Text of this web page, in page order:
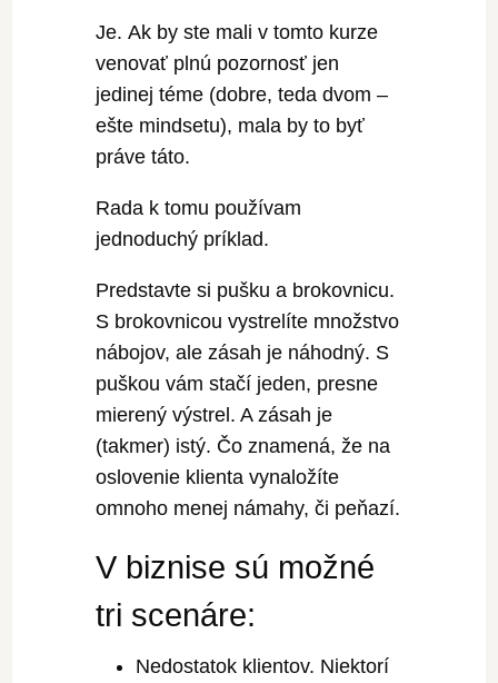
Je. Ak by ste mali v tomto kurze
venovať plnú pozornosť jen
jedinej téme (dobre, teda dvom –
ešte mindsetu), mala by to byť
práve táto.
Rada k tomu používam
jednoduchý príklad.
Predstavte si pušku a brokovnicu.
S brokovnicou vystrelíte množstvo
nábojov, ale zásah je náhodný. S
puškou vám stačí jeden, presne
mierený výstrel. A zásah je
(takmer) istý. Čo znamená, že na
oslovenie klienta vynaložíte
omnoho menej námahy, či peňazí.
V biznise sú možné
tri scenáre:
Nedostatok klientov. Niektorí